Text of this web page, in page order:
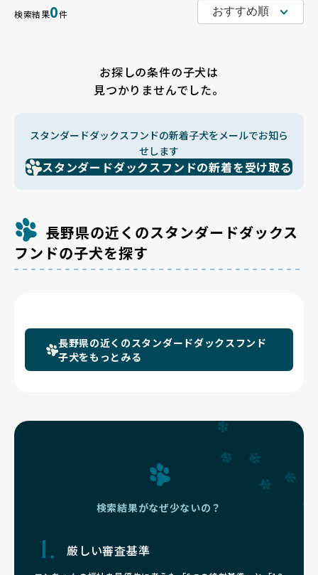
検索結果0件
お探しの条件の子犬は
見つかりませんでした。
スタンダードダックスフンドの新着子犬をメールでお知ら
せします
スタンダードダックスフンドの新着を受け取る
長野県の近くのスタンダードダックス
フンドの子犬を探す
長野県の近くのスタンダードダックスフンド
子犬をもっとみる
検索結果がなぜ少ないの？
厳しい審査基準